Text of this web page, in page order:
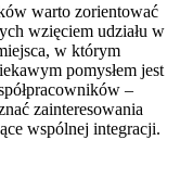
warto zorientować
wzięciem udziału w
w którym
pomysłem jest
–
zainteresowania
wspólnej integracji.